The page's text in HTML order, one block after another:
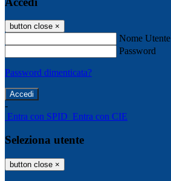
button close ×
Nome Utente
Password
Password dimenticata?
-
Entra con SPID Entra con CIE
Seleziona utente
button close ×